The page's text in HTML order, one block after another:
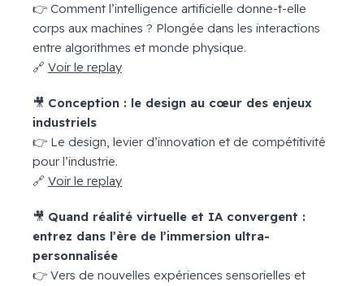
👉 Comment l’intelligence artificielle donne-t-elle
corps aux machines ? Plongée dans les interactions
entre algorithmes et monde physique.
🔗 Voir le replay
🎥 Conception : le design au cœur des enjeux
industriels
👉 Le design, levier d’innovation et de compétitivité
pour l’industrie.
🔗 Voir le replay
🎥 Quand réalité virtuelle et IA convergent :
entrez dans l’ère de l’immersion ultra-
personnalisée
👉 Vers de nouvelles expériences sensorielles et